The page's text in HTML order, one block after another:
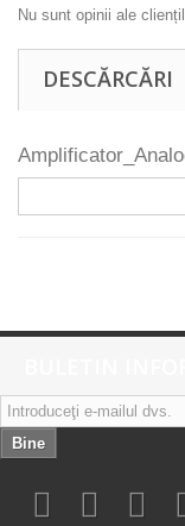
Nu sunt opinii ale
DESCĂRCĂRI
Bine